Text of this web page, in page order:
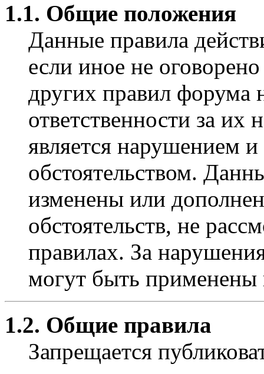
1.1. Общие положения
Данные правила
если иное не
других правил форума
ответственности за
является нарушением
обстоятельством.
изменены или
обстоятельств, не
правилах. За
могут быть
1.2. Общие правила
Запрещается